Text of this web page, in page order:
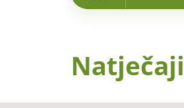
Natječaji